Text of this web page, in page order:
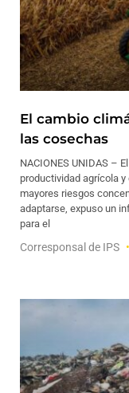
El cambio
las cosechas
NACIONES UNIDAS –
productividad agrícola
mayores riesgos
adaptarse, expuso un
para el
Corresponsal de IPS